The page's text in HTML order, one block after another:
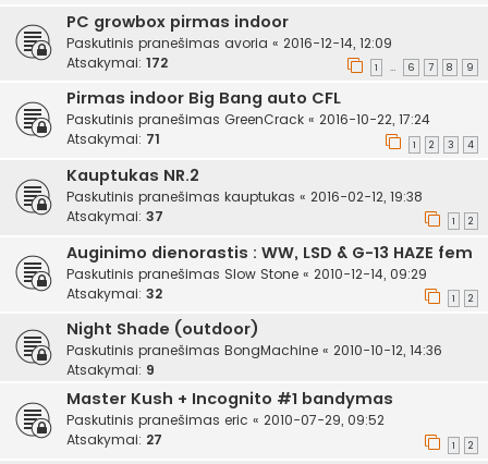
PC growbox pirmas indoor
Paskutinis pranešimas avoria « 2016-12-14, 12:09
Atsakymai: 172 1 … 6 7 8 9
Pirmas indoor Big Bang auto CFL
Paskutinis pranešimas GreenCrack « 2016-10-22, 17:24
Atsakymai: 71 1 2 3 4
Kauptukas NR.2
Paskutinis pranešimas kauptukas « 2016-02-12, 19:38
Atsakymai: 37 1 2
Auginimo dienorastis : WW, LSD & G-13 HAZE fem
Paskutinis pranešimas Slow Stone « 2010-12-14, 09:29
Atsakymai: 32 1 2
Night Shade (outdoor)
Paskutinis pranešimas BongMachine « 2010-10-12, 14:36
Atsakymai: 9
Master Kush + Incognito #1 bandymas
Paskutinis pranešimas eric « 2010-07-29, 09:52
Atsakymai: 27 1 2